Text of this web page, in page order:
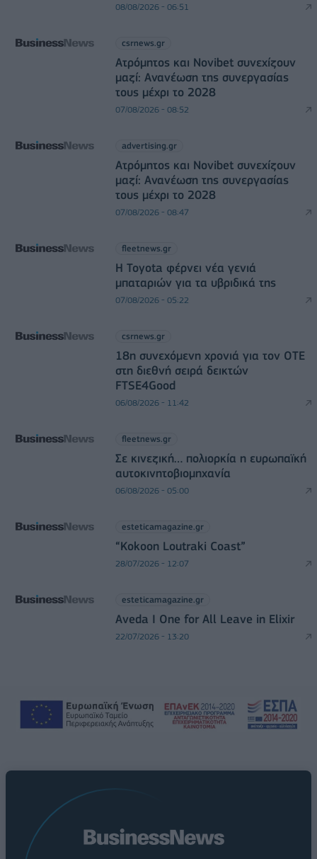
08/08/2026 - 06:51
csrnews.gr
Ατρόμητος και Novibet συνεχίζουν
μαζί: Ανανέωση της συνεργασίας
τους μέχρι το 2028
07/08/2026 - 08:52
advertising.gr
Ατρόμητος και Novibet συνεχίζουν
μαζί: Ανανέωση της συνεργασίας
τους μέχρι το 2028
07/08/2026 - 08:47
fleetnews.gr
Η Toyota φέρνει νέα γενιά
μπαταριών για τα υβριδικά της
07/08/2026 - 05:22
csrnews.gr
18η συνεχόμενη χρονιά για τον ΟΤΕ
στη διεθνή σειρά δεικτών
FTSE4Good
06/08/2026 - 11:42
fleetnews.gr
Σε κινεζική… πολιορκία η ευρωπαϊκή
αυτοκινητοβιομηχανία
06/08/2026 - 05:00
esteticamagazine.gr
“Kokoon Loutraki Coast”
28/07/2026 - 12:07
esteticamagazine.gr
Aveda I One for All Leave in Elixir
22/07/2026 - 13:20